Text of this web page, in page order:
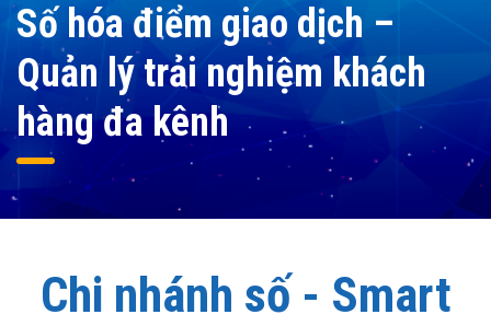
Số hóa điểm giao dịch –
Quản lý trải nghiệm khách
hàng đa kênh
Chi nhánh số - Smart